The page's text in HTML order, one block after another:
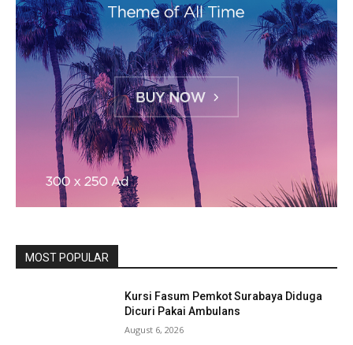
MOST POPULAR
Kursi Fasum Pemkot Surabaya Diduga
Dicuri Pakai Ambulans
August 6, 2026